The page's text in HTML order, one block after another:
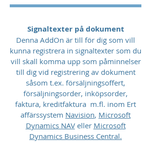
Signaltexter på dokument
Denna AddOn är till för dig som vill
kunna registrera in signaltexter som du
vill skall komma upp som påminnelser
till dig vid registrering av dokument
såsom t.ex. försäljningsoffert,
försäljningsorder, inköpsorder,
faktura, kreditfaktura m.fl. inom Ert
affärssystem Navision, Microsoft
Dynamics NAVeller Microsoft
Dynamics Business Central.